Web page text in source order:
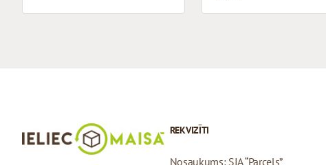
REKVIZĪTI
Nosaukums: SIA “Parcels”